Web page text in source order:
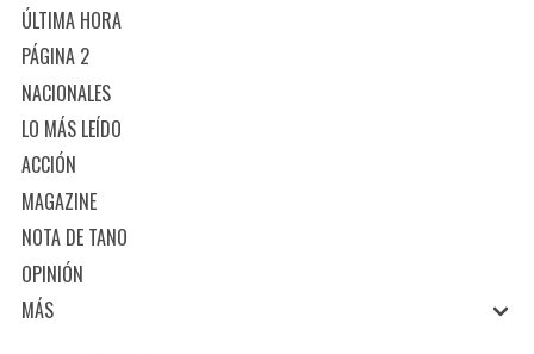
ÚLTIMA HORA
PÁGINA 2
NACIONALES
LO MÁS LEÍDO
ACCIÓN
MAGAZINE
NOTA DE TANO
OPINIÓN
MÁS